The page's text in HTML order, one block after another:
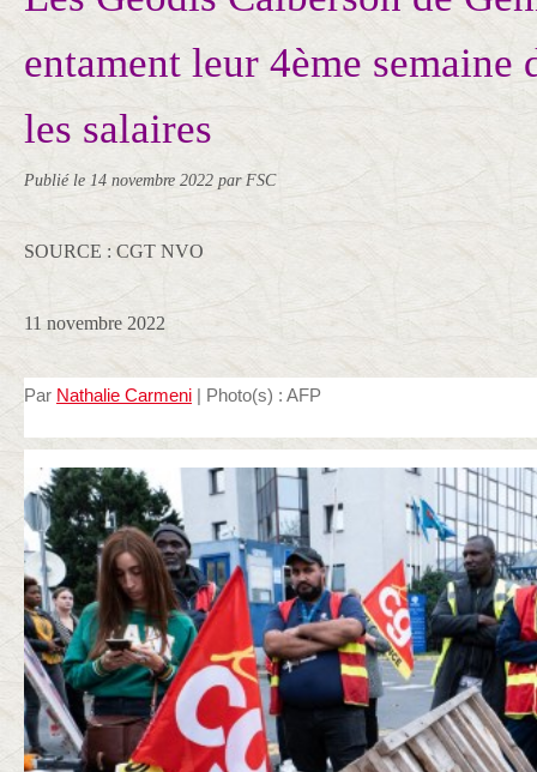
entament leur 4ème semaine
les salaires
Publié le 14 novembre 2022 par FSC
SOURCE : CGT NVO
11 novembre 2022
Par Nathalie Carmeni | Photo(s) : AFP